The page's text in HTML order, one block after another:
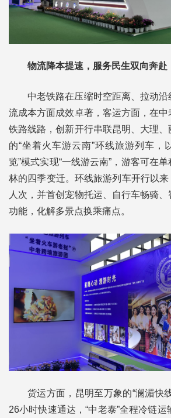
物流降本提速，服务民生双向奔赴
中老铁路在压缩时空距离、拉动
流成本方面成效卓著，客运方面，在
铁路线路，创新开行串联昆明、大理
的“坐着火车游云南”环线旅游列车，
览”模式实现“一线游云南”，游客可在
林的四季变迁。环线旅游列车开行以
人次，并首创宠物托运、自行车畅骑
功能，化解多景点换乘痛点。
货运方面，昆明至万象的“澜湄快
26小时快速通达，“中老泰”全程冷链